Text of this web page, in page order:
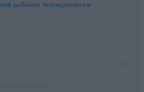
julkaisu Instagramissa